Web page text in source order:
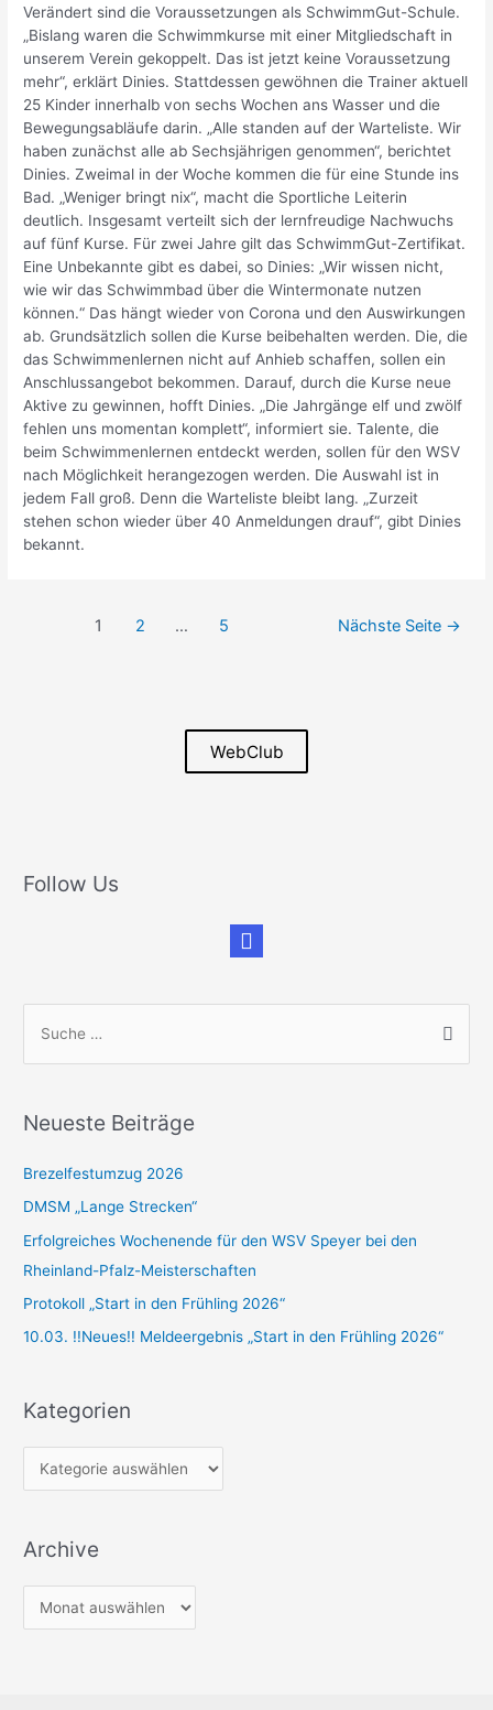
Verändert sind die Voraussetzungen als SchwimmGut-Schule.
„Bislang waren die Schwimmkurse mit einer Mitgliedschaft in
unserem Verein gekoppelt. Das ist jetzt keine Voraussetzung
mehr“, erklärt Dinies. Stattdessen gewöhnen die Trainer aktuell
25 Kinder innerhalb von sechs Wochen ans Wasser und die
Bewegungsabläufe darin. „Alle standen auf der Warteliste. Wir
haben zunächst alle ab Sechsjährigen genommen“, berichtet
Dinies. Zweimal in der Woche kommen die für eine Stunde ins
Bad. „Weniger bringt nix“, macht die Sportliche Leiterin
deutlich. Insgesamt verteilt sich der lernfreudige Nachwuchs
auf fünf Kurse. Für zwei Jahre gilt das SchwimmGut-Zertifikat.
Eine Unbekannte gibt es dabei, so Dinies: „Wir wissen nicht,
wie wir das Schwimmbad über die Wintermonate nutzen
können.“ Das hängt wieder von Corona und den Auswirkungen
ab. Grundsätzlich sollen die Kurse beibehalten werden. Die, die
das Schwimmenlernen nicht auf Anhieb schaffen, sollen ein
Anschlussangebot bekommen. Darauf, durch die Kurse neue
Aktive zu gewinnen, hofft Dinies. „Die Jahrgänge elf und zwölf
fehlen uns momentan komplett“, informiert sie. Talente, die
beim Schwimmenlernen entdeckt werden, sollen für den WSV
nach Möglichkeit herangezogen werden. Die Auswahl ist in
jedem Fall groß. Denn die Warteliste bleibt lang. „Zurzeit
stehen schon wieder über 40 Anmeldungen drauf“, gibt Dinies
bekannt.
1 2 … 5 Nächste Seite →
WebClub
Follow Us
e
n
:
Neueste Beiträge
Brezelfestumzug 2026
DMSM „Lange Strecken“
Erfolgreiches Wochenende für den WSV Speyer bei den
Rheinland-Pfalz-Meisterschaften
Protokoll „Start in den Frühling 2026“
10.03. !!Neues!! Meldeergebnis „Start in den Frühling 2026“
Kategorien
a
e
Archive
r